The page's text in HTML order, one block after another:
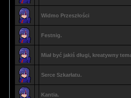
Widmo Przeszłości
Festnig.
Miał być jakiś długi, kreatywny
Serce Szkarłatu.
Kantia.